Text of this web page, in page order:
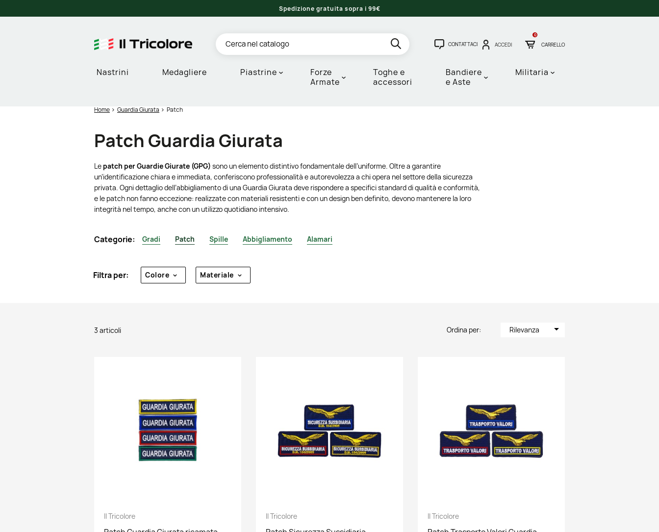
Spedizione gratuita sopra i 99€
CONTATTACI ACCEDI
0
CARRELLO
Nastrini Medagliere Piastrine
Forze
Armate
Toghe e
accessori
Bandiere
e Aste
Militaria
Home Guardia Giurata Patch
Patch Guardia Giurata
Le patch per Guardie Giurate (GPG) sono un elemento distintivo fondamentale dell’uniforme. Oltre a garantire
un’identificazione chiara e immediata, conferiscono professionalità e autorevolezza a chi opera nel settore della sicurezza
privata. Ogni dettaglio dell’abbigliamento di una Guardia Giurata deve rispondere a specifici standard di qualità e conformità,
e le patch non fanno eccezione: realizzate con materiali resistenti e con un design ben definito, devono mantenere la loro
integrità nel tempo, anche con un utilizzo quotidiano intensivo.
Categorie: Gradi Patch Spille Abbigliamento Alamari
Filtra per: Colore Materiale
3 articoli Ordina per: Rilevanza arrow_drop_down
Il Tricolore Il Tricolore Il Tricolore